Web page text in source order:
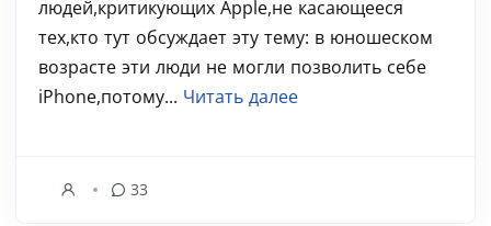
людей,критикующих Apple,не касающееся
тех,кто тут обсуждает эту тему: в юношеском
возрасте эти люди не могли позволить себе
iPhone,потому... Читать далее
33